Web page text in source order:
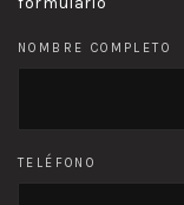
NOMBRE COMPLETO
TELÉFONO